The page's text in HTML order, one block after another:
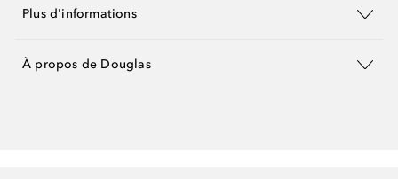
Plus d'informations
À propos de Douglas